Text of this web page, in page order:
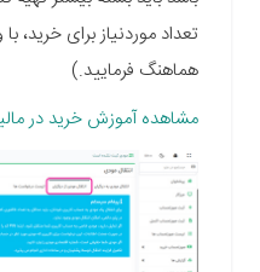
هماهنگ فرمایید.)
مشاهده آموزش خرید در